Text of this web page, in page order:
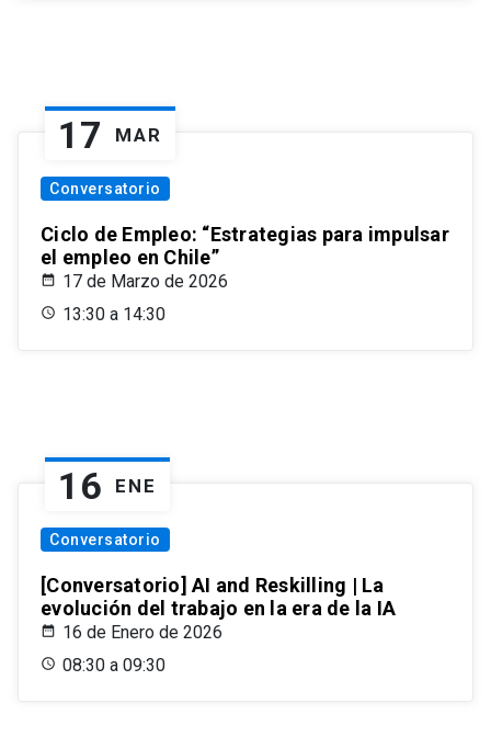
17 MAR
Conversatorio
Ciclo de Empleo: “Estrategias para impulsar
el empleo en Chile”
17 de Marzo de 2026
13:30 a 14:30
16 ENE
Conversatorio
[Conversatorio] AI and Reskilling | La
evolución del trabajo en la era de la IA
16 de Enero de 2026
08:30 a 09:30